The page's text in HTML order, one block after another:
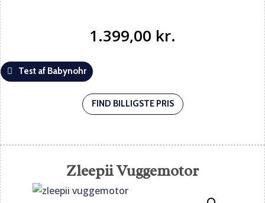
1.399,00 kr.
Test af Babynohr
FIND BILLIGSTE PRIS
Zleepii Vuggemotor